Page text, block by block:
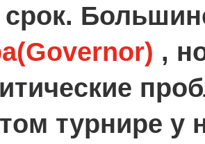
,
турнире у